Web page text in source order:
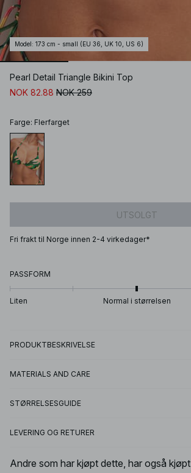
Model : 173 cm - small (EU 36, UK 10, US 6)
Pearl Detail Triangle Bikini Top
NOK 82.88 NOK 259
Farge: Flerfarget
UTSOLGT
Fri frakt til Norge innen 2-4 virkedager*
PASSFORM
Liten Normal i størrelsen
PRODUKTBESKRIVELSE
MATERIALS AND CARE
STØRRELSESGUIDE
LEVERING OG RETURER
Andre som har kjøpt dette, har også kjøpt